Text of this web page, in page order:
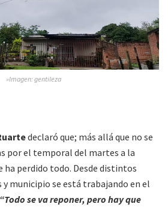
»Imagen: gentileza
declaró que; más allá que no se
por el temporal del martes a la
ha perdido todo. Desde distintos
municipio se está trabajando en el
“Todo se va reponer, pero hay que